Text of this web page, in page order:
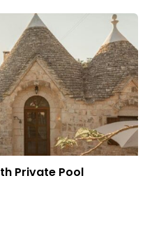
Private Pool